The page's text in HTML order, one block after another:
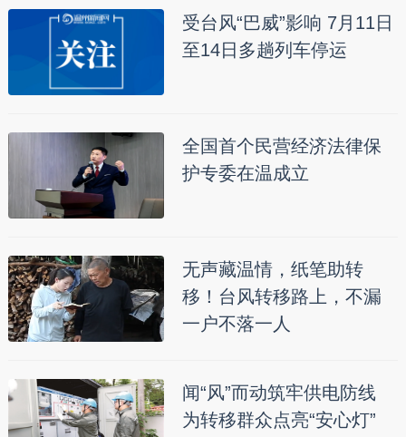
受台风“巴威”影响 7月11日
至14日多趟列车停运
全国首个民营经济法律保
护专委在温成立
无声藏温情，纸笔助转
移！台风转移路上，不漏
一户不落一人
闻“风”而动筑牢供电防线
为转移群众点亮“安心灯”